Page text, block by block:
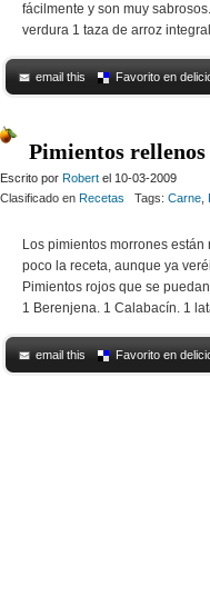
fácilmente y son muy
verdura 1 taza de arroz
email this Favorito en
Pimientos rellenos
Escrito por Robert el 10-03-2009
Clasificado en Recetas Tags: Carne
Los pimientos morrones
poco la receta, aunque ya
Pimientos rojos que se
1 Berenjena. 1 Calabacín. 1
email this Favorito en